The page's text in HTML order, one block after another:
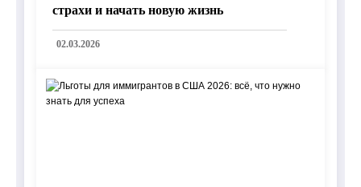
страхи и начать новую жизнь
02.03.2026